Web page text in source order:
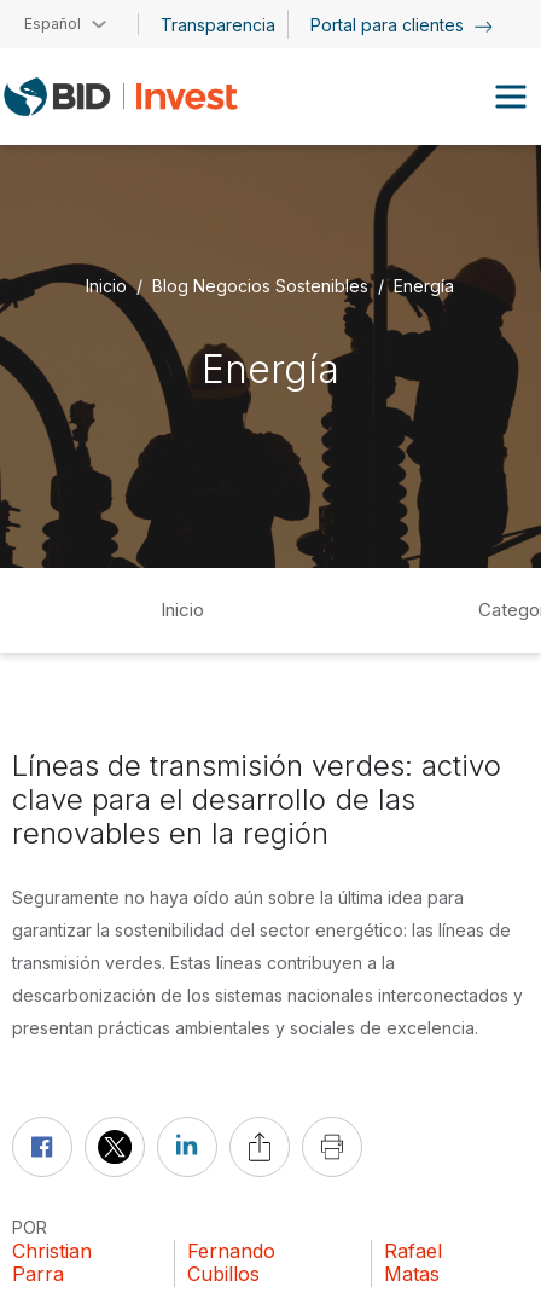
Pasar al contenido principal
Español Transparencia Portal para clientes
Inicio Blog Negocios Sostenibles Energía
Energía
Inicio
Líneas de transmisión verdes: activo
clave para el desarrollo de las
renovables en la región
Seguramente no haya oído aún sobre la última idea para
garantizar la sostenibilidad del sector energético: las líneas de
transmisión verdes. Estas líneas contribuyen a la
descarbonización de los sistemas nacionales interconectados y
presentan prácticas ambientales y sociales de excelencia.
POR
Christian
Parra
Fernando
Cubillos
Rafael
Matas